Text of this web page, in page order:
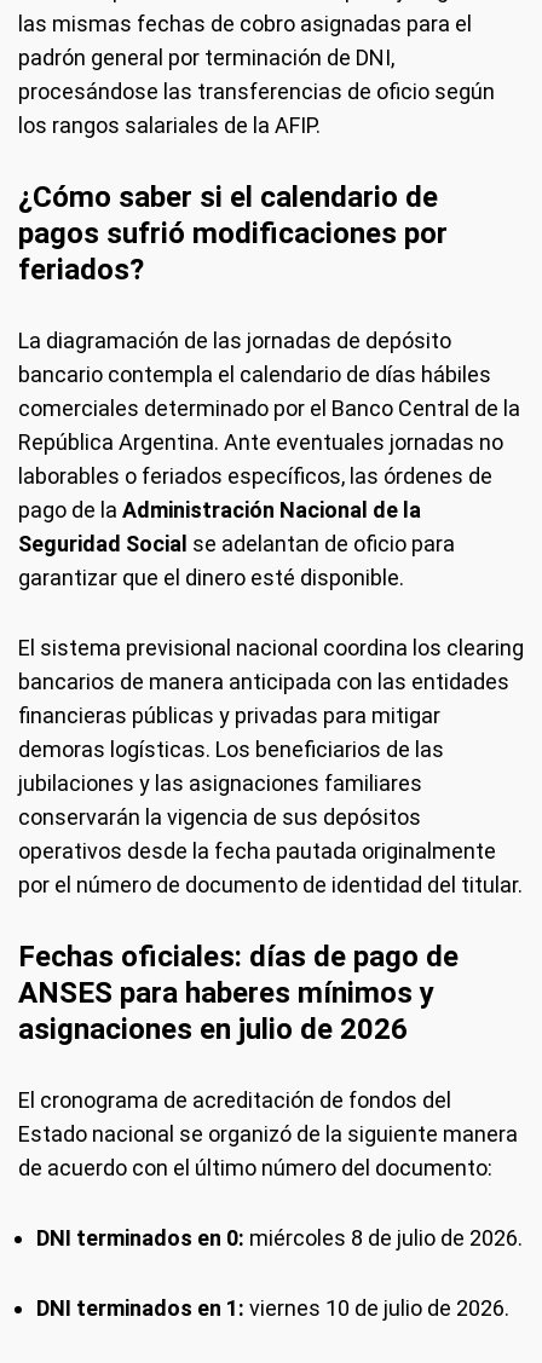
las mismas fechas de cobro asignadas para el
padrón general por terminación de DNI,
procesándose las transferencias de oficio según
los rangos salariales de la AFIP.
¿Cómo saber si el calendario de
pagos sufrió modificaciones por
feriados?
La diagramación de las jornadas de depósito
bancario contempla el calendario de días hábiles
comerciales determinado por el Banco Central de la
República Argentina. Ante eventuales jornadas no
laborables o feriados específicos, las órdenes de
pago de la Administración Nacional de la
Seguridad Social se adelantan de oficio para
garantizar que el dinero esté disponible.
El sistema previsional nacional coordina los clearing
bancarios de manera anticipada con las entidades
financieras públicas y privadas para mitigar
demoras logísticas. Los beneficiarios de las
jubilaciones y las asignaciones familiares
conservarán la vigencia de sus depósitos
operativos desde la fecha pautada originalmente
por el número de documento de identidad del titular.
Fechas oficiales: días de pago de
ANSES para haberes mínimos y
asignaciones en julio de 2026
El cronograma de acreditación de fondos del
Estado nacional se organizó de la siguiente manera
de acuerdo con el último número del documento:
DNI terminados en 0: miércoles 8 de julio de 2026.
DNI terminados en 1: viernes 10 de julio de 2026.